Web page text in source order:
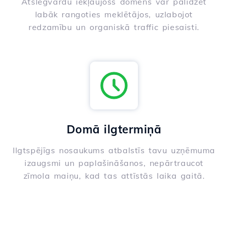
labāk rangoties meklētājos, uzlabojot
redzamību un organiskā traffic piesaisti.
Domā ilgtermiņā
Ilgtspējīgs nosaukums atbalstīs tavu uzņēmuma
izaugsmi un paplašināšanos, nepārtraucot
zīmola maiņu, kad tas attīstās laika gaitā.